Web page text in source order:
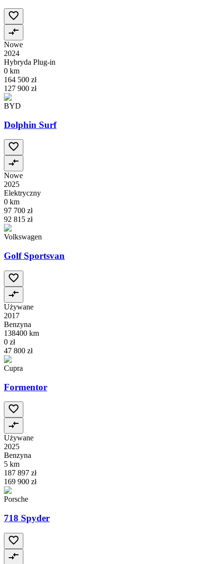
Nowe
2024
Hybryda Plug-in
0 km
164 500 zł
127 900 zł
BYD
Dolphin Surf
Nowe
2025
Elektryczny
0 km
97 700 zł
92 815 zł
Volkswagen
Golf Sportsvan
Używane
2017
Benzyna
138400 km
0 zł
47 800 zł
Cupra
Formentor
Używane
2025
Benzyna
5 km
187 897 zł
169 900 zł
Porsche
718 Spyder